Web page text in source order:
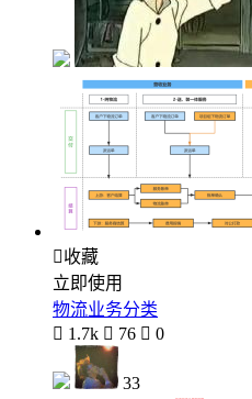
收藏
立即使用
物流业务分类
 1.7k  76  0
33